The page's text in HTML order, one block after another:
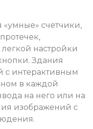
«умные» счетчики,
настройки
Здания
с интерактивным
в каждой
на него или на
изображений с